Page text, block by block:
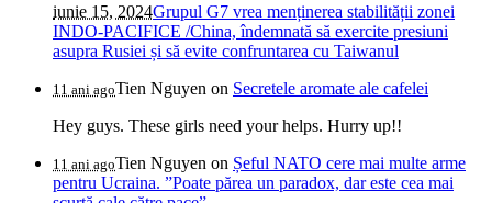
iunie 15, 2024Grupul G7 vrea menținerea stabilității zonei
INDO-PACIFICE /China, îndemnată să exercite presiuni
asupra Rusiei și să evite confruntarea cu Taiwanul
11 ani agoTien Nguyen on Secretele aromate ale cafelei
Hey guys. These girls need your helps. Hurry up!!
11 ani agoTien Nguyen on Șeful NATO cere mai multe arme
pentru Ucraina. ”Poate părea un paradox, dar este cea mai